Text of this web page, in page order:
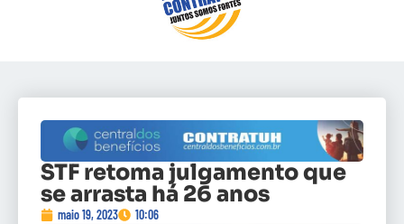
STF retoma julgamento que
se arrasta há 26 anos
maio 19, 2023 10:06